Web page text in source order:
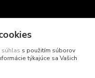
súhlas s použitím súborov
týkajúce sa Vašich